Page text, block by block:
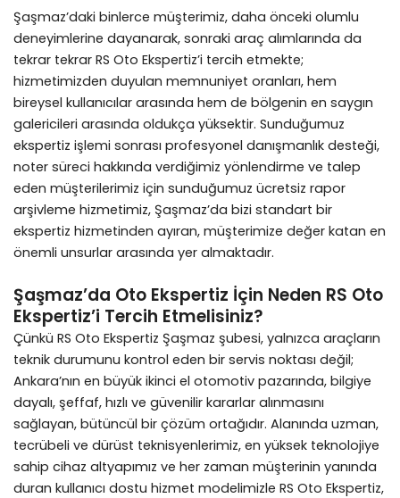
Şaşmaz’daki binlerce müşterimiz, daha önceki olumlu
deneyimlerine dayanarak, sonraki araç alımlarında da
tekrar tekrar RS Oto Ekspertiz’i tercih etmekte;
hizmetimizden duyulan memnuniyet oranları, hem
bireysel kullanıcılar arasında hem de bölgenin en saygın
galericileri arasında oldukça yüksektir. Sunduğumuz
ekspertiz işlemi sonrası profesyonel danışmanlık desteği,
noter süreci hakkında verdiğimiz yönlendirme ve talep
eden müşterilerimiz için sunduğumuz ücretsiz rapor
arşivleme hizmetimiz, Şaşmaz’da bizi standart bir
ekspertiz hizmetinden ayıran, müşterimize değer katan en
önemli unsurlar arasında yer almaktadır.
Şaşmaz’da Oto Ekspertiz İçin Neden RS Oto
Ekspertiz’i Tercih Etmelisiniz?
Çünkü RS Oto Ekspertiz Şaşmaz şubesi, yalnızca araçların
teknik durumunu kontrol eden bir servis noktası değil;
Ankara’nın en büyük ikinci el otomotiv pazarında, bilgiye
dayalı, şeffaf, hızlı ve güvenilir kararlar alınmasını
sağlayan, bütüncül bir çözüm ortağıdır. Alanında uzman,
tecrübeli ve dürüst teknisyenlerimiz, en yüksek teknolojiye
sahip cihaz altyapımız ve her zaman müşterinin yanında
duran kullanıcı dostu hizmet modelimizle RS Oto Ekspertiz,